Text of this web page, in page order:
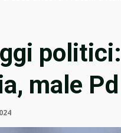
male